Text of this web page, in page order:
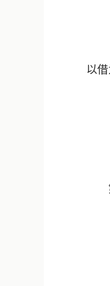
（
（
以
（
（
（
第
（
（
（